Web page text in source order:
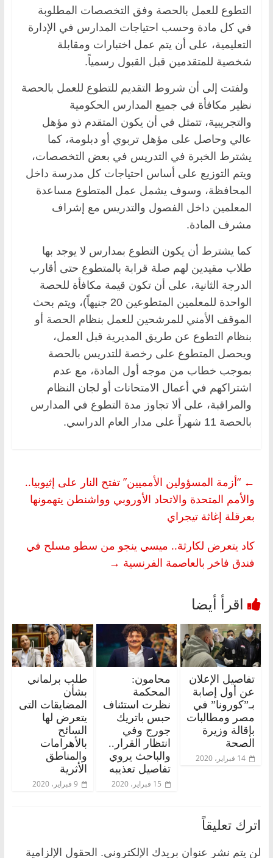
التطوع للعمل بالحصة وفق التخصصات المطلوبة
في كل مادة وحسب احتياجات المدارس في الإدارة
التعليمية، على أن يتم عمل اختبارات ومقابلة
شخصية للمتقدمين قبل القبول رسمياً.
ولفتت إلى أن شروط التقديم للتطوع للعمل بالحصة
نظير مكافأة في جميع المدارس الحكومية
والتجريبية، تتمثل في أن يكون المتقدم ذو مؤهل
عالي وحاصل على مؤهل تربوي أو دبلومة، كما
يشترط الخبرة في التدريس في بعض التخصصات،
ويتم التوزيع على أساس احتياجات كل مدرسة داخل
المحافظة، وسوف يشمل عمل المتطوع مساعدة
المعلمين داخل الفصول والتدريس مع إشراف
مشرف المادة.
كما يشترط أن يكون التطوع بمدارس لا يوجد بها
طلاب مقيدين لهم صلة قرابة بالمتطوع حتى أقارب
الدرجة الثانية، على أن تكون قيمة مكافأة للحصة
الواحدة للمعلمين المتطوعين 20 جنيهاً)، ويتم بحث
الموقف الأمني للمرشحين للعمل بنظام الحصة أو
بنظام التطوع عن طريق المديرية قبل العمل،
ويحصل المتطوع على رخصة للتدريس بالحصة
بموجب خطاب من موجه أول المادة، مع عدم
اشتراكهم في أعمال الامتحانات أو لجان النظام
والمراقبة، على ألا تجاوز مدة التطوع في المدارس
بالحصة 11 شهراً على مدار العام الدراسي.
← “أزمة المسؤولين الأمميين” تفتح النار على إثيوبيا..
والأمم المتحدة والاتحاد الأوروبي وواشنطن يتهمونها
بعرقلة إغاثة تيجراي
كاد يتعرض لكارثة.. ميسي ينجو من سطو مسلح في
فندق فاخر بالعاصمة الفرنسية →
تفاصيل الإعلان
عن أول إصابة
بـ”كورونا” في
مصر ومطالبات
بإقالة وزيرة
الصحة
14 فبراير، 2020
محامون:
المحكمة
نظرت استئناف
حبس باتريك
جورج وفي
انتظار القرار..
والباحث يروي
تفاصيل تعذيبه
15 فبراير، 2020
طلب برلماني
بشأن
المضايقات التى
يتعرض لها
السائح
بالأهرامات
والمناطق
الأثرية
9 فبراير، 2020
اترك تعليقاً
لن يتم نشر عنوان بريدك الإلكتروني. الحقول الإلزامية